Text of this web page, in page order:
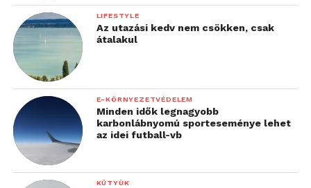
LIFESTYLE
Az utazási kedv nem csökken, csak
átalakul
E-KÖRNYEZETVÉDELEM
Minden idők legnagyobb
karbonlábnyomú sporteseménye lehet
az idei futball-vb
KÜTYÜK